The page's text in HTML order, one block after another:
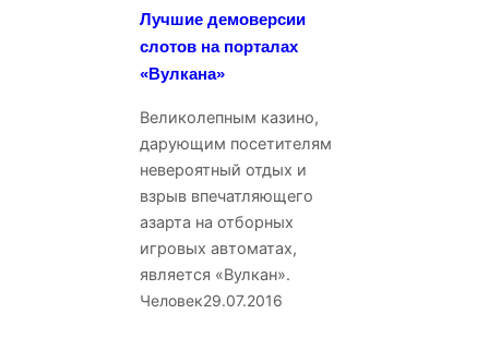
Лучшие демоверсии
слотов на порталах
«Вулкана»
Великолепным казино,
дарующим посетителям
невероятный отдых и
взрыв впечатляющего
азарта на отборных
игровых автоматах,
является «Вулкан».
Человек29.07.2016